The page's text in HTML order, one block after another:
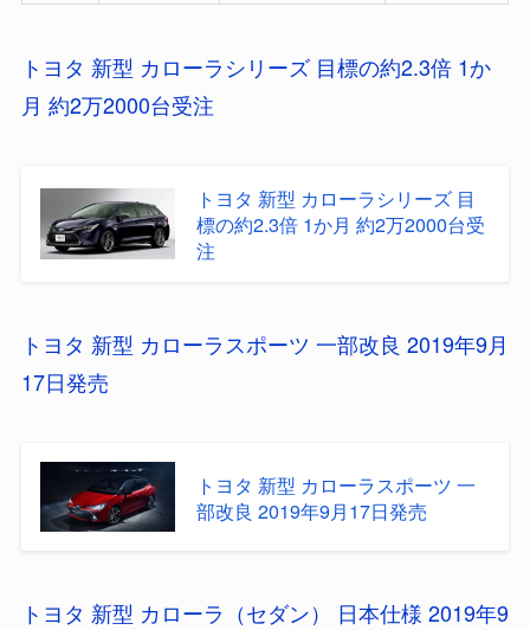
トヨタ 新型 カローラシリーズ 目標の約2.3倍 1か
月 約2万2000台受注
トヨタ 新型 カローラシリーズ 目
標の約2.3倍 1か月 約2万2000台受
注
トヨタ 新型 カローラスポーツ 一部改良 2019年9月
17日発売
トヨタ 新型 カローラスポーツ 一
部改良 2019年9月17日発売
トヨタ 新型 カローラ（セダン） 日本仕様 2019年9